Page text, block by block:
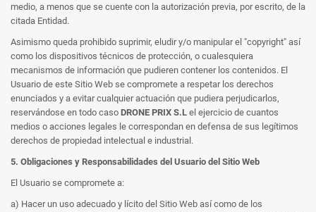
medio, a menos que se cuente con la autorización previa, por escrito, de la
citada Entidad.
Asimismo queda prohibido suprimir, eludir y/o manipular el "copyright" así
como los dispositivos técnicos de protección, o cualesquiera
mecanismos de información que pudieren contener los contenidos. El
Usuario de este Sitio Web se compromete a respetar los derechos
enunciados y a evitar cualquier actuación que pudiera perjudicarlos,
reservándose en todo caso DRONE PRIX S.L el ejercicio de cuantos
medios o acciones legales le correspondan en defensa de sus legítimos
derechos de propiedad intelectual e industrial.
5. Obligaciones y Responsabilidades del Usuario del Sitio Web
El Usuario se compromete a:
a) Hacer un uso adecuado y lícito del Sitio Web así como de los